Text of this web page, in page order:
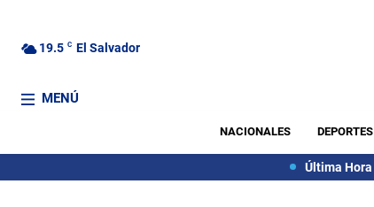
19.5 C El Salvador
MENÚ
NACIONALES DEPORTES
Última Hora